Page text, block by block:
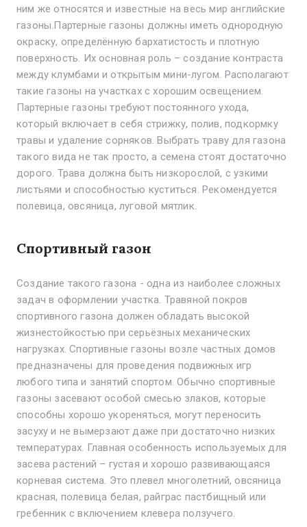
ним же относятся и известные на весь мир английские
газоны.Партерные газоны должны иметь однородную
окраску, определённую бархатистость и плотную
поверхность. Их основная роль – создание контраста
между клумбами и открытым мини-лугом. Располагают
такие газоны на участках с хорошим освещением.
Партерные газоны требуют постоянного ухода,
который включает в себя стрижку, полив, подкормку
травы и удаление сорняков. Выбрать траву для газона
такого вида не так просто, а семена стоят достаточно
дорого. Трава должна быть низкорослой, с узкими
листьями и способностью куститься. Рекомендуется
полевица, овсяница, луговой мятлик.
Спортивный газон
Создание такого газона - одна из наиболее сложных
задач в оформлении участка. Травяной покров
спортивного газона должен обладать высокой
жизнестойкостью при серьёзных механических
нагрузках. Спортивные газоны возле частных домов
предназначены для проведения подвижных игр
любого типа и занятий спортом. Обычно спортивные
газоны засевают особой смесью злаков, которые
способны хорошо укореняться, могут переносить
засуху и не вымерзают даже при достаточно низких
температурах. Главная особенность используемых для
засева растений – густая и хорошо развивающаяся
корневая система. Это плевел многолетний, овсяница
красная, полевица белая, райграс пастбищный или
гребенник с включением клевера ползучего.